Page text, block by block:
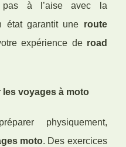
pas à l’aise avec la
état garantit une route
expérience de road
voyages à moto
physiquement,
moto. Des exercices